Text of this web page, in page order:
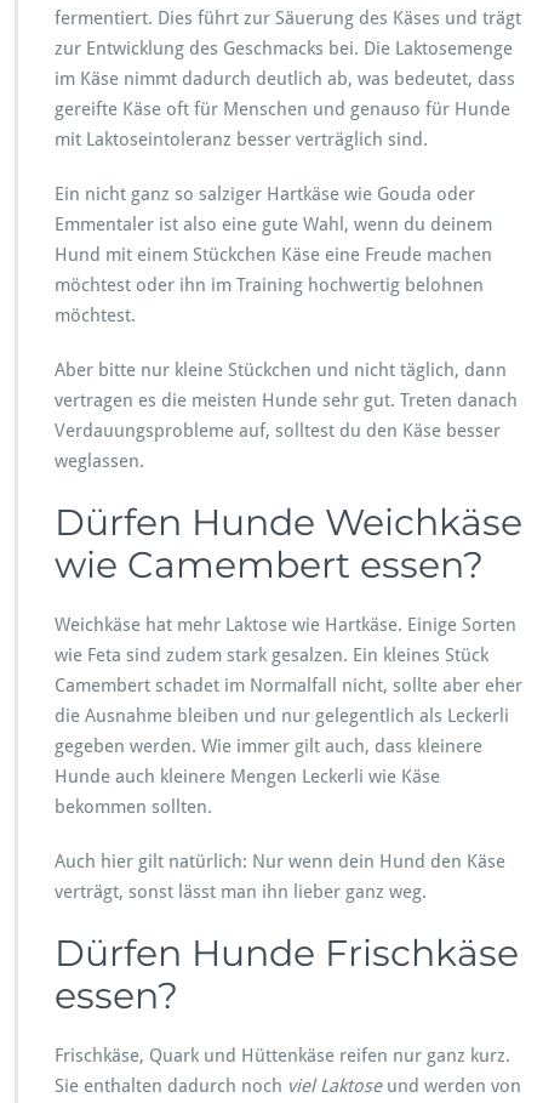
fermentiert. Dies führt zur Säuerung des Käses und trägt
zur Entwicklung des Geschmacks bei. Die Laktosemenge
im Käse nimmt dadurch deutlich ab, was bedeutet, dass
gereifte Käse oft für Menschen und genauso für Hunde
mit Laktoseintoleranz besser verträglich sind.
Ein nicht ganz so salziger Hartkäse wie Gouda oder
Emmentaler ist also eine gute Wahl, wenn du deinem
Hund mit einem Stückchen Käse eine Freude machen
möchtest oder ihn im Training hochwertig belohnen
möchtest.
Aber bitte nur kleine Stückchen und nicht täglich, dann
vertragen es die meisten Hunde sehr gut. Treten danach
Verdauungsprobleme auf, solltest du den Käse besser
weglassen.
Dürfen Hunde Weichkäse
wie Camembert essen?
Weichkäse hat mehr Laktose wie Hartkäse. Einige Sorten
wie Feta sind zudem stark gesalzen. Ein kleines Stück
Camembert schadet im Normalfall nicht, sollte aber eher
die Ausnahme bleiben und nur gelegentlich als Leckerli
gegeben werden. Wie immer gilt auch, dass kleinere
Hunde auch kleinere Mengen Leckerli wie Käse
bekommen sollten.
Auch hier gilt natürlich: Nur wenn dein Hund den Käse
verträgt, sonst lässt man ihn lieber ganz weg.
Dürfen Hunde Frischkäse
essen?
Frischkäse, Quark und Hüttenkäse reifen nur ganz kurz.
Sie enthalten dadurch noch viel Laktoseund werden von